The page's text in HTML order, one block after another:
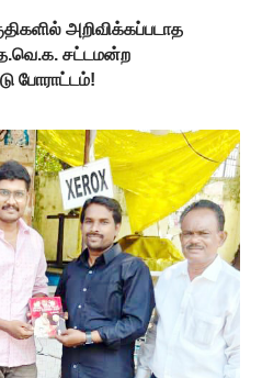
அறிவிக்கப்படாத
சட்டமன்ற
போராட்டம்!